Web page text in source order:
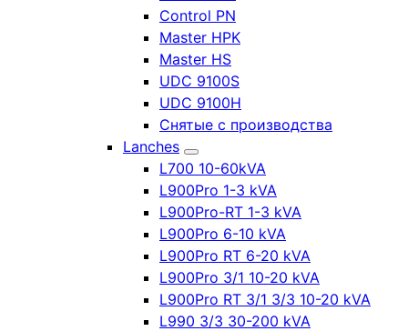
Control PN
Master HPK
Master HS
UDC 9100S
UDC 9100H
Снятые с производства
Lanches
L700 10-60kVA
L900Pro 1-3 kVA
L900Pro-RT 1-3 kVA
L900Pro 6-10 kVA
L900Pro RT 6-20 kVA
L900Pro 3/1 10-20 kVA
L900Pro RT 3/1 3/3 10-20 kVA
L990 3/3 30-200 kVA